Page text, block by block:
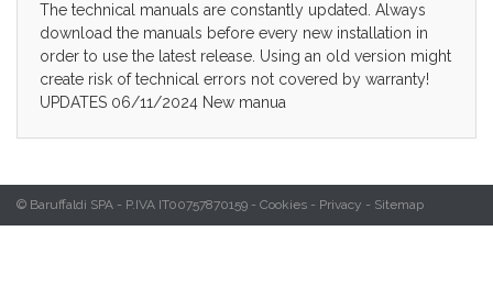
The technical manuals are constantly updated. Always
download the manuals before every new installation in
order to use the latest release. Using an old version might
create risk of technical errors not covered by warranty!
UPDATES 06/11/2024 New manua
© Baruffaldi SPA - P.IVA IT00757870159 - Cookies - Privacy - Sitemap